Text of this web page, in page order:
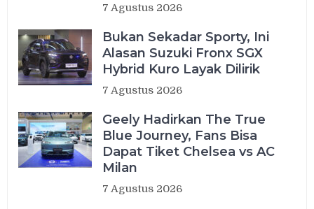
7 Agustus 2026
Bukan Sekadar Sporty, Ini
Alasan Suzuki Fronx SGX
Hybrid Kuro Layak Dilirik
7 Agustus 2026
Geely Hadirkan The True
Blue Journey, Fans Bisa
Dapat Tiket Chelsea vs AC
Milan
7 Agustus 2026